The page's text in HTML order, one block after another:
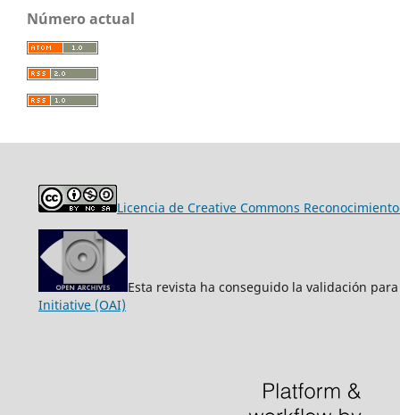
Número actual
Licencia de Creative Commons
Esta revista ha conseguido la validación
Initiative (OAI)